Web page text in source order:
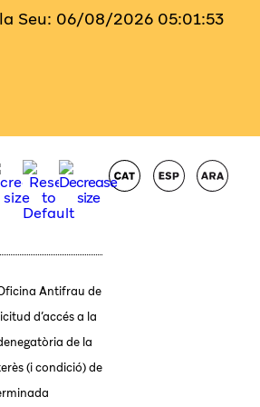
Seu: 06/08/2026 05:01:53
Antifrau de
d’accés a la
de la
(i condició) de